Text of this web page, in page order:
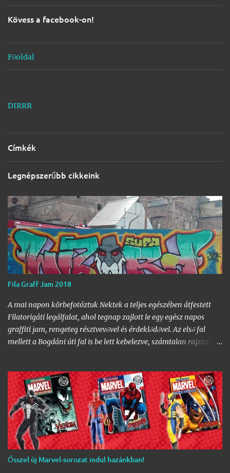
s
k
Kövess a facebook-on!
Főoldal
DIRRR
Címkék
Legnépszerűbb cikkeink
Fila Graff Jam 2018
A mai napon körbefotóztuk Nektek a teljes egészében átfestett
Filatorigáti legálfalat, ahol tegnap zajlott le egy egész napos
graffiti jam, rengeteg résztvevővel és érdeklődővel. Az első fal
mellett a Bogdáni úti fal is be lett kebelezve, számtalan rajzzal, és
graffiti jam rajzaival!
Ősszel új Marvel-sorozat indul hazánkban!